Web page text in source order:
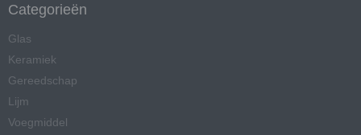
Categorieën
Glas
Keramiek
Gereedschap
Lijm
Voegmiddel